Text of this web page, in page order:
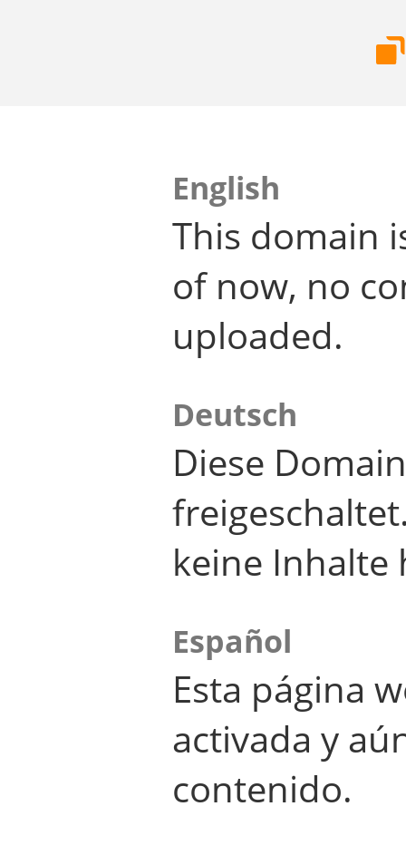
English
This domain
of now, no
uploaded.
Deutsch
Diese
keine Inhalte
Español
Esta página
activada y
contenido.